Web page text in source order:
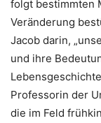
folgt bestimmten
Veränderung
Jacob darin,
und ihre
Professorin der
die im Feld